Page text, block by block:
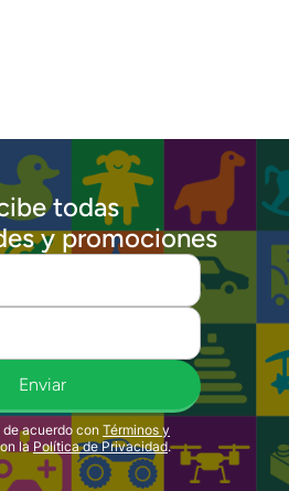
todas
y promociones
Enviar
acuerdo conTérminos y
la Política de Privacidad.